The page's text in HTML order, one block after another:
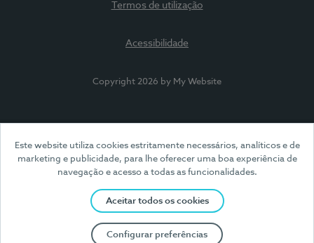
Este website utiliza cookies estritamente necessários, analíticos e de
marketing e publicidade, para lhe oferecer uma boa experiência de
navegação e acesso a todas as funcionalidades.
Aceitar todos os cookies
Configurar preferências
Termos de utilização
Acessibilidade
Copyright 2026 by My Website